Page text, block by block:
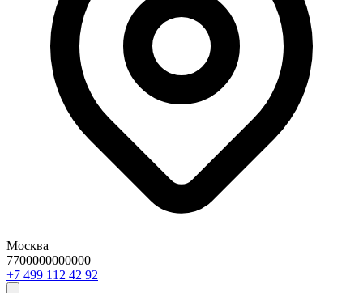
Москва
7700000000000
29 24 211 994 7+